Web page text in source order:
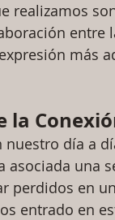
realizamos
más
la
nuestro día a
asociada una
perdidos en
entrado en